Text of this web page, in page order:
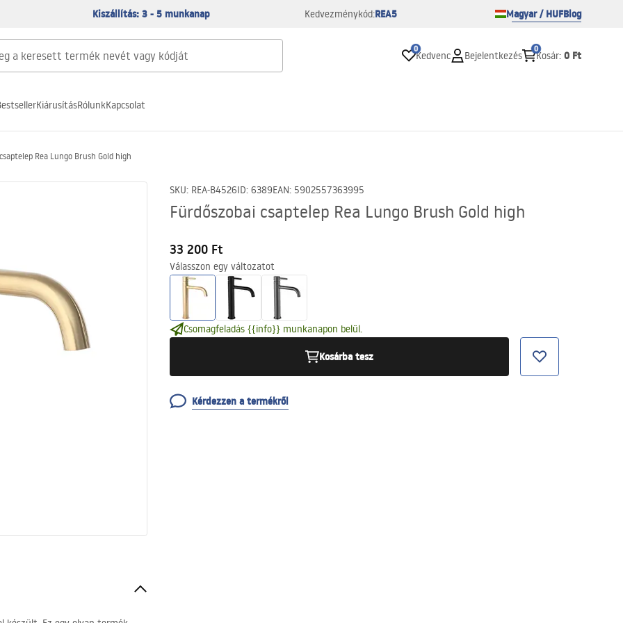
Kiszállítás: 3 - 5 munkanap Kedvezménykód:REA5 Magyar / HUFBlog
0
Kedvenc Bejelentkezés
0
Kosár: 0 Ft
KiárusításRólunkKapcsolat
Rea Lungo Brush Gold high
SKU: REA-B4526ID: 6389EAN: 5902557363995
Fürdőszobai csaptelep Rea Lungo Brush Gold high
33 200 Ft
Válasszon egy változatot
Csomagfeladás {{info}} munkanapon belül.
Kosárba tesz
Kérdezzen a termékről